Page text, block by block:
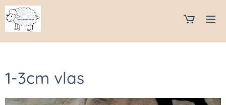
1-3cm vlas